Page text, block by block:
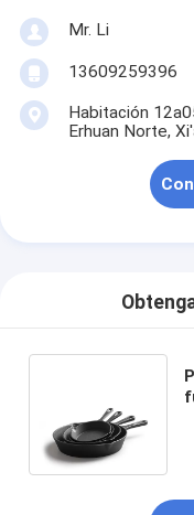
Mr. Li
13609259396
Habitación
Erhuan Norte,